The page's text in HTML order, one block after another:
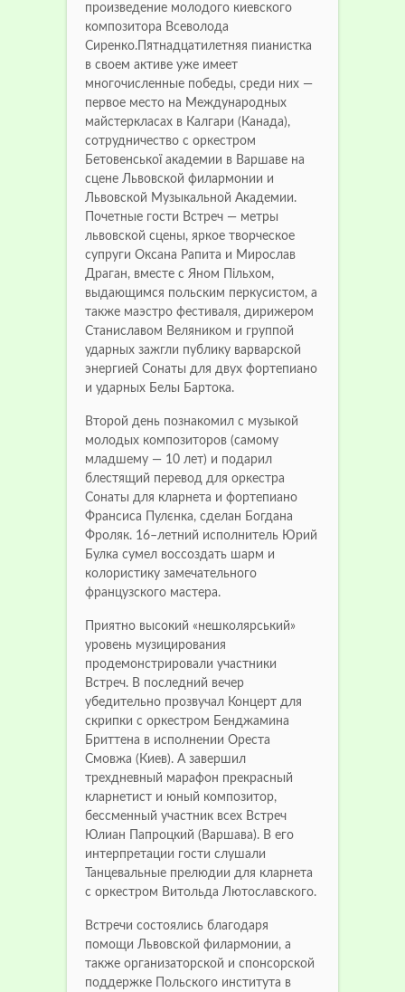
произведение молодого киевского
композитора Всеволода
Сиренко.Пятнадцатилетняя пианистка
в своем активе уже имеет
многочисленные победы, среди них —
первое место на Международных
майстеркласах в Калгари (Канада),
сотрудничество с оркестром
Бетовенської академии в Варшаве на
сцене Львовской филармонии и
Львовской Музыкальной Академии.
Почетные гости Встреч — метры
львовской сцены, яркое творческое
супруги Оксана Рапита и Мирослав
Драган, вместе с Яном Пільхом,
выдающимся польским перкусистом, а
также маэстро фестиваля, дирижером
Станиславом Веляником и группой
ударных зажгли публику варварской
энергией Сонаты для двух фортепиано
и ударных Белы Бартока.
Второй день познакомил с музыкой
молодых композиторов (самому
младшему — 10 лет) и подарил
блестящий перевод для оркестра
Сонаты для кларнета и фортепиано
Франсиса Пулєнка, сделан Богдана
Фроляк. 16–летний исполнитель Юрий
Булка сумел воссоздать шарм и
колористику замечательного
французского мастера.
Приятно высокий «нешколярський»
уровень музицирования
продемонстрировали участники
Встреч. В последний вечер
убедительно прозвучал Концерт для
скрипки с оркестром Бенджамина
Бриттена в исполнении Ореста
Смовжа (Киев). А завершил
трехдневный марафон прекрасный
кларнетист и юный композитор,
бессменный участник всех Встреч
Юлиан Папроцкий (Варшава). В его
интерпретации гости слушали
Танцевальные прелюдии для кларнета
с оркестром Витольда Лютославского.
Встречи состоялись благодаря
помощи Львовской филармонии, а
также организаторской и спонсорской
поддержке Польского института в